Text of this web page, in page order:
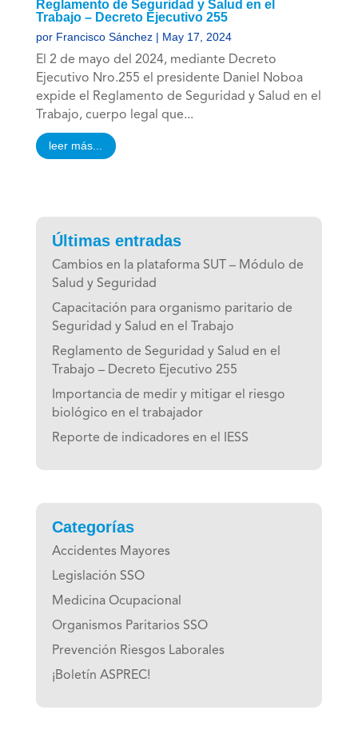
Reglamento de Seguridad y Salud en el
Trabajo – Decreto Ejecutivo 255
por Francisco Sánchez| May 17, 2024
El 2 de mayo del 2024, mediante Decreto
Ejecutivo Nro.255 el presidente Daniel Noboa
expide el Reglamento de Seguridad y Salud en el
Trabajo, cuerpo legal que...
leer más...
Últimas entradas
Cambios en la plataforma SUT – Módulo de
Salud y Seguridad
Capacitación para organismo paritario de
Seguridad y Salud en el Trabajo
Reglamento de Seguridad y Salud en el
Trabajo – Decreto Ejecutivo 255
Importancia de medir y mitigar el riesgo
biológico en el trabajador
Reporte de indicadores en el IESS
Categorías
Accidentes Mayores
Legislación SSO
Medicina Ocupacional
Organismos Paritarios SSO
Prevención Riesgos Laborales
¡Boletín ASPREC!